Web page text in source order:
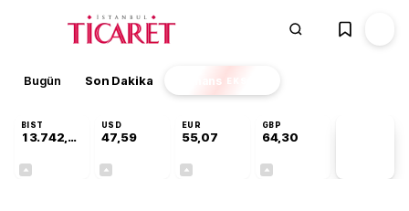
Bugün Son Dakika Finans EKSTRA
BIST
13.742,64
USD
47,59
EUR
55,07
GBP
64,30